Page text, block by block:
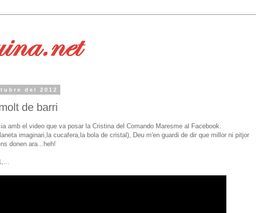
del 2012
de barri
amb el video que va posar la Cristina del Comando Maresme al Facebook.
imaginari,la cucafera,la bola de cristal), Deu m'en guardi de dir que millor ni pitjor
donen ara...heh!